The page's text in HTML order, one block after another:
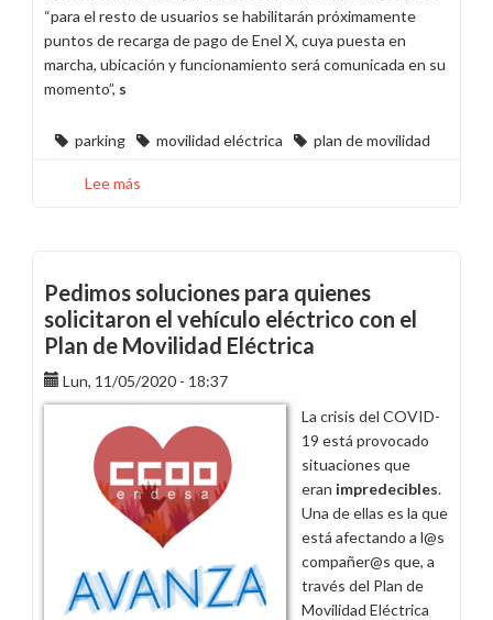
“para el resto de usuarios se habilitarán próximamente
puntos de recarga de pago de Enel X, cuya puesta en
marcha, ubicación y funcionamiento será comunicada en su
momento”, s
parking movilidad eléctrica plan de movilidad
Lee más
dirección
que
revierta
la
medida
de
puesta
en
marcha
de
“Reconfiguración
parking
sede
Madrid”
Pedimos soluciones para quienes
solicitaron el vehículo eléctrico con el
Plan de Movilidad Eléctrica
Lun, 11/05/2020 - 18:37
La crisis del COVID-
19 está provocado
situaciones que
eran impredecibles.
Una de ellas es la que
está afectando a l@s
compañer@s que, a
través del Plan de
Movilidad Eléctrica